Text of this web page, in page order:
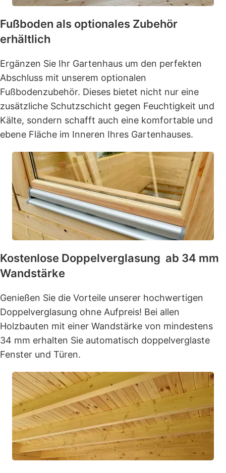
Fußboden als optionales Zubehör
erhältlich
Ergänzen Sie Ihr Gartenhaus um den perfekten
Abschluss mit unserem optionalen
Fußbodenzubehör. Dieses bietet nicht nur eine
zusätzliche Schutzschicht gegen Feuchtigkeit und
Kälte, sondern schafft auch eine komfortable und
ebene Fläche im Inneren Ihres Gartenhauses.
Kostenlose Doppelverglasung ab 34 mm
Wandstärke
Genießen Sie die Vorteile unserer hochwertigen
Doppelverglasung ohne Aufpreis! Bei allen
Holzbauten mit einer Wandstärke von mindestens
34 mm erhalten Sie automatisch doppelverglaste
Fenster und Türen.